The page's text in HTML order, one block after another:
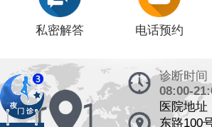
私密解答 电话预约
诊断时间
08:00-
医院地
东路100